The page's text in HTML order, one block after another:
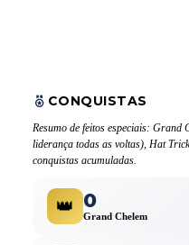
CONQUISTAS
Resumo de feitos especiais:
liderança todas as voltas), Hat
conquistas acumuladas.
👑 0
Grand Chelem